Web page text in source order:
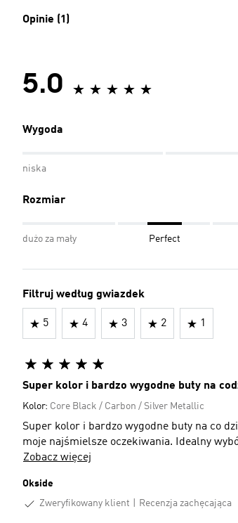
Opinie (1)
5.0
Wygoda
niska
Rozmiar
dużo za mały Perfect
Filtruj według gwiazdek
5 4 3 2 1
Super kolor i bardzo wygodne buty na
Kolor: Core Black / Carbon / Silver Metallic
Super kolor i bardzo wygodne buty na co
moje najśmielsze oczekiwania. Idealny
Zobacz więcej
Okside
Zweryfikowany klient
Recenzja zachęcająca